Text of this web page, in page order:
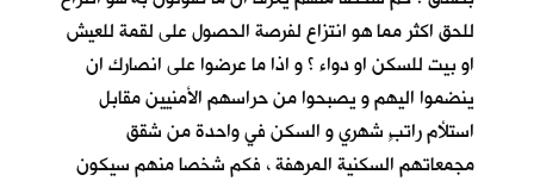
للحق اكثر مما هو انتزاع لفرصة الحصول على لقمة للعيش
او بيت للسكن او دواء ؟ و اذا ما عرضوا على انصارك ان
ينضموا اليهم و يصبحوا من حراسهم الأمنيين مقابل
استلأم راتبٍ شهري و السكن في واحدة من شقق
مجمعاتهم السكنية المرهفة ، فكم شخصا منهم سيكون